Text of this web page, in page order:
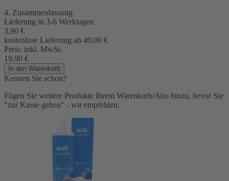
4. Zusammenfassung
Lieferung in 3-6 Werktagen
3,90 €
kostenlose Lieferung ab 40,00 €
Preis: inkl. MwSt.
19,90 €
In den Warenkorb
Kennen Sie schon?
Fügen Sie weitere Produkte Ihrem Warenkorb/Abo hinzu, bevor Sie
"zur Kasse gehen" - wir empfehlen: